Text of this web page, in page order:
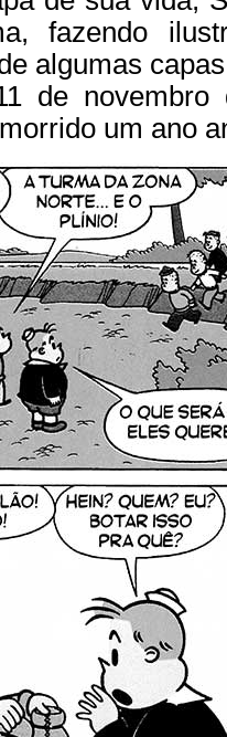
fazendo
algumas
de
um ano